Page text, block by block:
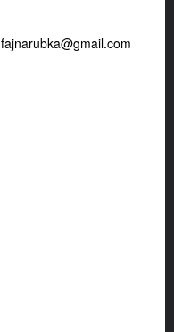
fajnarubka@gmail.com